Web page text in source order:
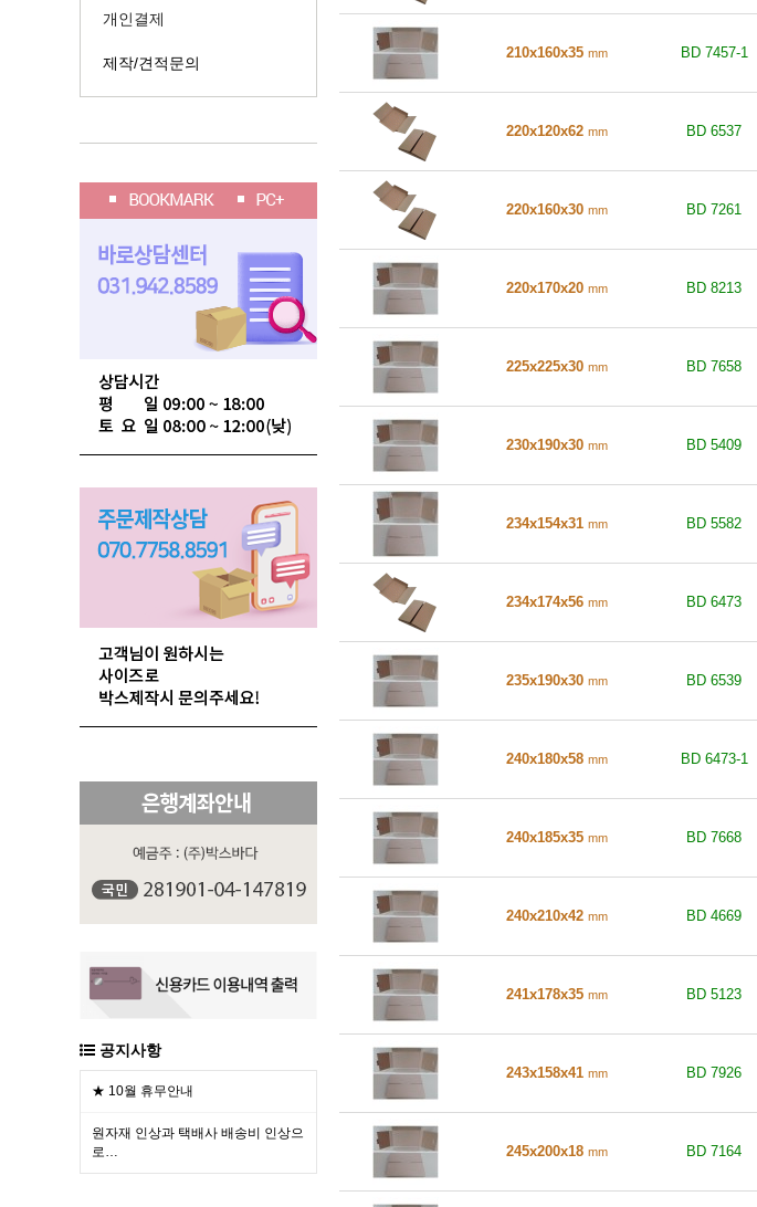
개인결제
제작/견적문의
공지사항
★ 10월 휴무안내
원자재 인상과 택배사 배송비 인상으
로…
210x160x35 mm BD 7457-1
220x120x62 mm BD 6537
220x160x30 mm BD 7261
220x170x20 mm BD 8213
225x225x30 mm BD 7658
230x190x30 mm BD 5409
234x154x31 mm BD 5582
234x174x56 mm BD 6473
235x190x30 mm BD 6539
240x180x58 mm BD 6473-1
240x185x35 mm BD 7668
240x210x42 mm BD 4669
241x178x35 mm BD 5123
243x158x41 mm BD 7926
245x200x18 mm BD 7164